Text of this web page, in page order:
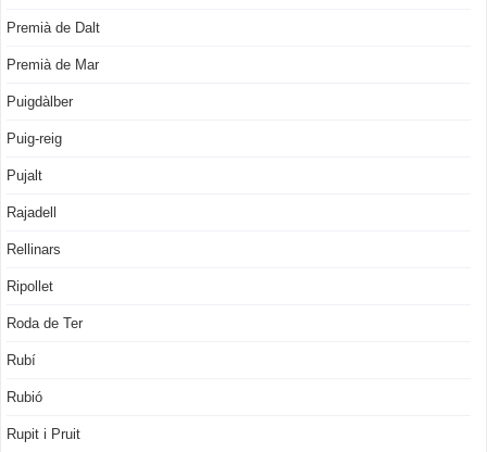
Premià de Dalt
Premià de Mar
Puigdàlber
Puig-reig
Pujalt
Rajadell
Rellinars
Ripollet
Roda de Ter
Rubí
Rubió
Rupit i Pruit